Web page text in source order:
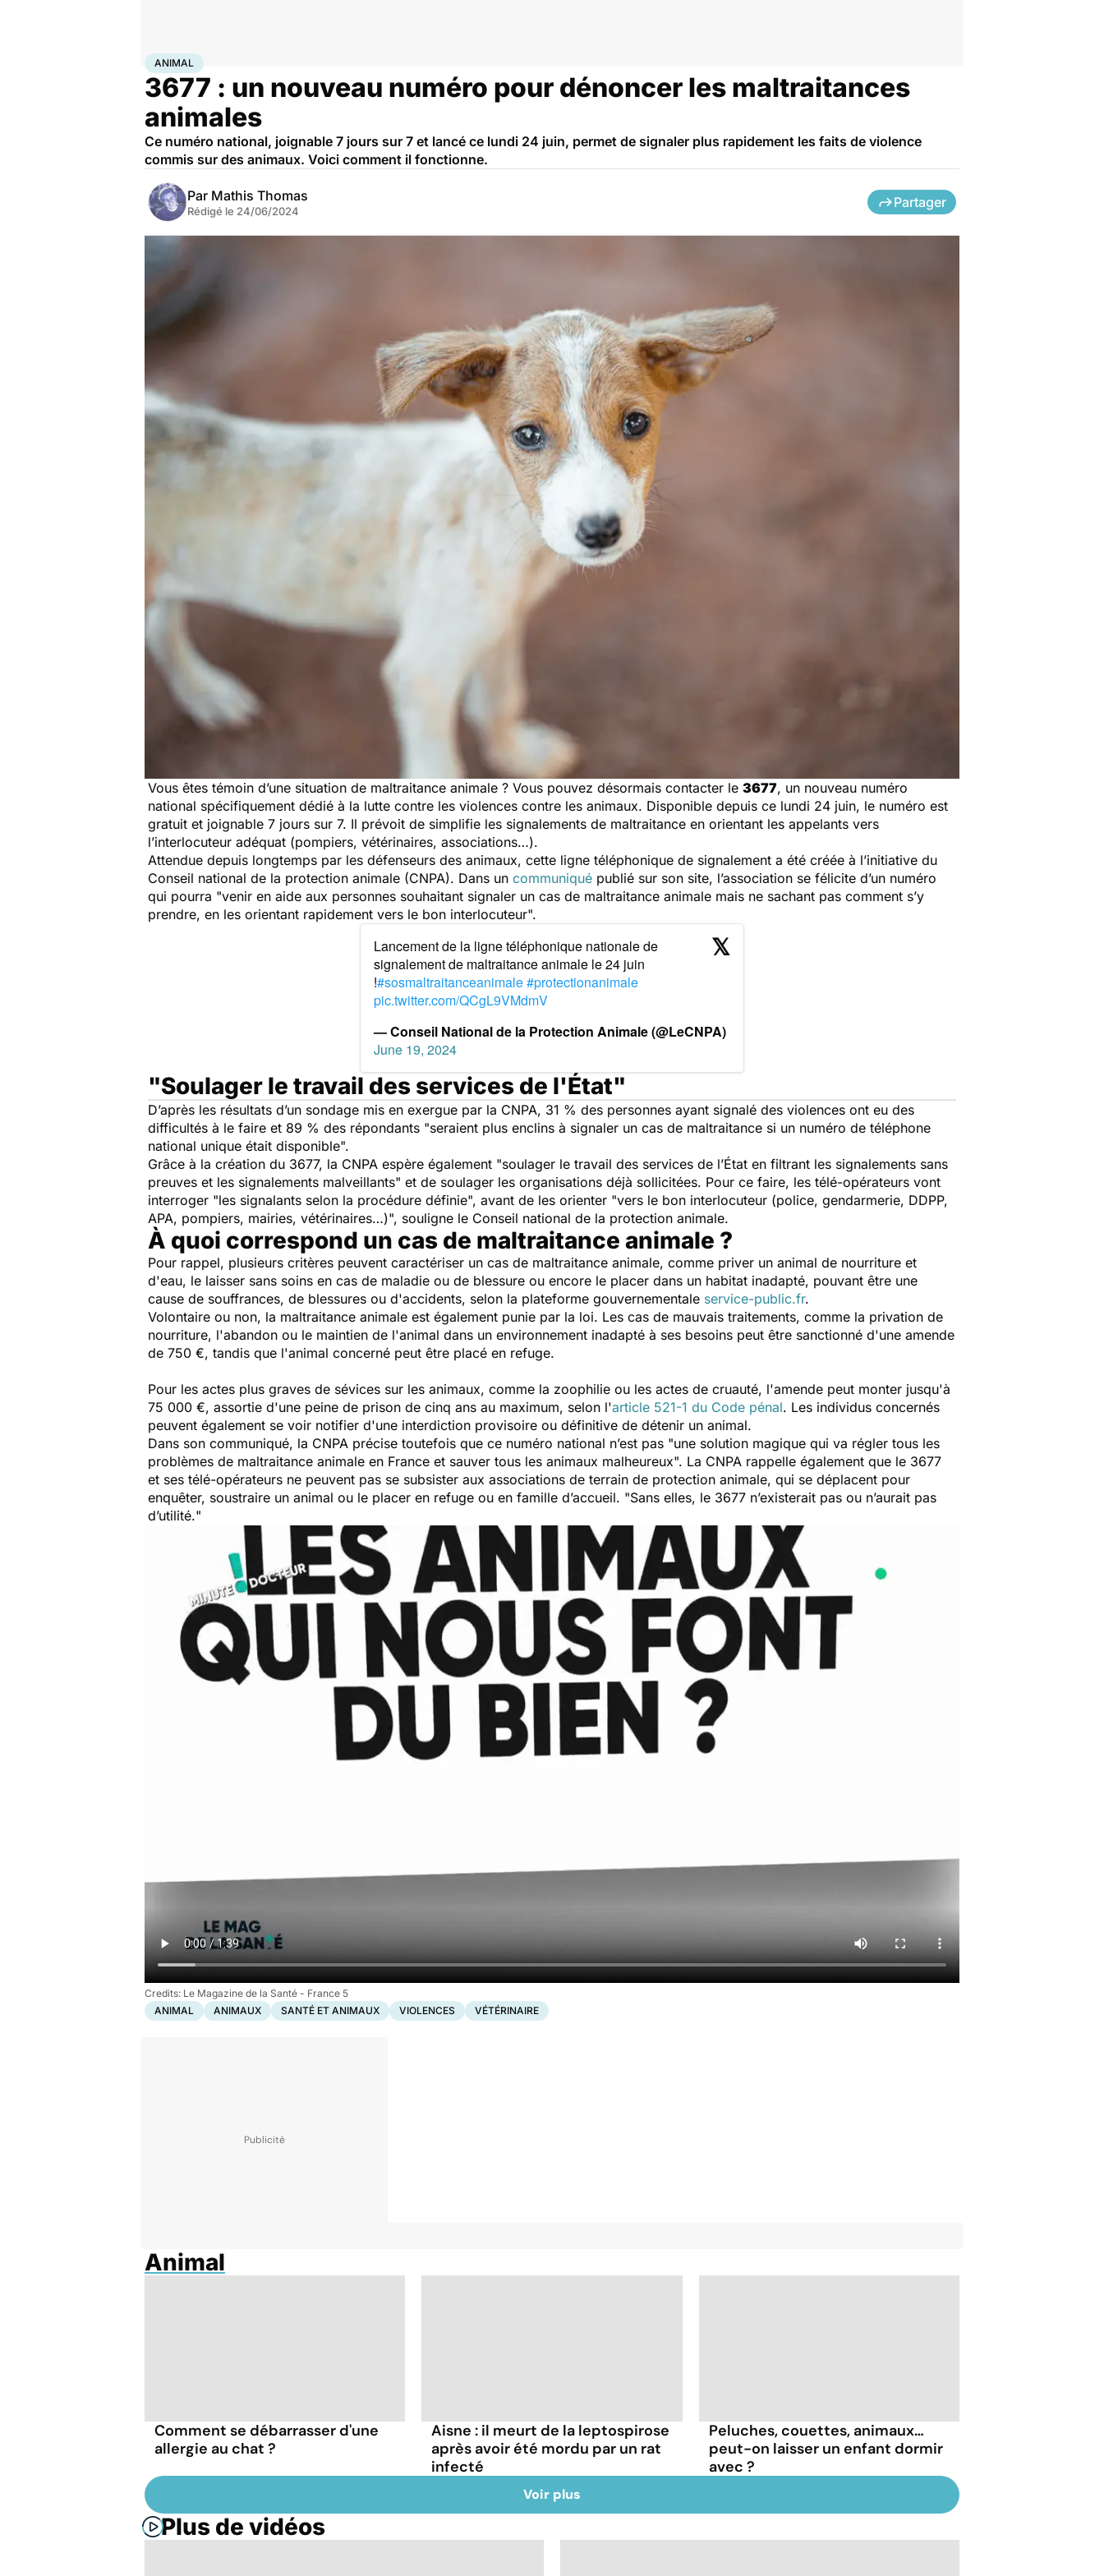
AccueilBien-être
ANIMAL
3677 : un nouveau numéro pour dénoncer les maltraitances
animales
Ce numéro national, joignable 7 jours sur 7 et lancé ce lundi 24 juin, permet de signaler plus rapidement les faits de violence
commis sur des animaux. Voici comment il fonctionne.
Par Mathis Thomas
Rédigé le 24/06/2024
Partager
Vous êtes témoin d’une situation de maltraitance animale ? Vous pouvez désormais contacter le 3677, un nouveau numéro
national spécifiquement dédié à la lutte contre les violences contre les animaux. Disponible depuis ce lundi 24 juin, le numéro est
gratuit et joignable 7 jours sur 7. Il prévoit de simplifie les signalements de maltraitance en orientant les appelants vers
l’interlocuteur adéquat (pompiers, vétérinaires, associations…).
Attendue depuis longtemps par les défenseurs des animaux, cette ligne téléphonique de signalement a été créée à l’initiative du
Conseil national de la protection animale (CNPA). Dans un communiqué publié sur son site, l’association se félicite d’un numéro
qui pourra "venir en aide aux personnes souhaitant signaler un cas de maltraitance animale mais ne sachant pas comment s’y
prendre, en les orientant rapidement vers le bon interlocuteur".
Lancement de la ligne téléphonique nationale de
signalement de maltraitance animale le 24 juin
!#sosmaltraitanceanimale#protectionanimale
pic.twitter.com/QCgL9VMdmV
— Conseil National de la Protection Animale (@LeCNPA)
June 19, 2024
"Soulager le travail des services de l'État"
D’après les résultats d’un sondage mis en exergue par la CNPA, 31 % des personnes ayant signalé des violences ont eu des
difficultés à le faire et 89 % des répondants "seraient plus enclins à signaler un cas de maltraitance si un numéro de téléphone
national unique était disponible".
Grâce à la création du 3677, la CNPA espère également "soulager le travail des services de l’État en filtrant les signalements sans
preuves et les signalements malveillants" et de soulager les organisations déjà sollicitées. Pour ce faire, les télé-opérateurs vont
interroger "les signalants selon la procédure définie", avant de les orienter "vers le bon interlocuteur (police, gendarmerie, DDPP,
APA, pompiers, mairies, vétérinaires…)", souligne le Conseil national de la protection animale.
À quoi correspond un cas de maltraitance animale ?
Pour rappel, plusieurs critères peuvent caractériser un cas de maltraitance animale, comme priver un animal de nourriture et
d'eau, le laisser sans soins en cas de maladie ou de blessure ou encore le placer dans un habitat inadapté, pouvant être une
cause de souffrances, de blessures ou d'accidents, selon la plateforme gouvernementale service-public.fr.
Volontaire ou non, la maltraitance animale est également punie par la loi. Les cas de mauvais traitements, comme la privation de
nourriture, l'abandon ou le maintien de l'animal dans un environnement inadapté à ses besoins peut être sanctionné d'une amende
de 750 €, tandis que l'animal concerné peut être placé en refuge.
Pour les actes plus graves de sévices sur les animaux, comme la zoophilie ou les actes de cruauté, l'amende peut monter jusqu'à
75 000 €, assortie d'une peine de prison de cinq ans au maximum, selon l'article 521-1 du Code pénal. Les individus concernés
peuvent également se voir notifier d'une interdiction provisoire ou définitive de détenir un animal.
Dans son communiqué, la CNPA précise toutefois que ce numéro national n’est pas "une solution magique qui va régler tous les
problèmes de maltraitance animale en France et sauver tous les animaux malheureux". La CNPA rappelle également que le 3677
et ses télé-opérateurs ne peuvent pas se subsister aux associations de terrain de protection animale, qui se déplacent pour
enquêter, soustraire un animal ou le placer en refuge ou en famille d’accueil. "Sans elles, le 3677 n’existerait pas ou n’aurait pas
d’utilité."
Le Magazine de la Santé - France 5
ANIMAL
ANIMAUX SANTÉ ET ANIMAUX VIOLENCES VÉTÉRINAIRE
Animal
Comment se débarrasser d'une
allergie au chat ?
Aisne : il meurt de la leptospirose
après avoir été mordu par un rat
infecté
Peluches, couettes, animaux…
peut-on laisser un enfant dormir
avec ?
Voir plus
Plus de vidéos